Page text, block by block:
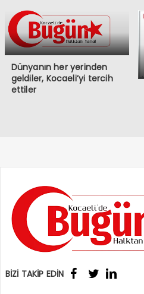
Dünyanın her yerinden
geldiler, Kocaeli’yi tercih
ettiler
BİZİ TAKİP EDİN